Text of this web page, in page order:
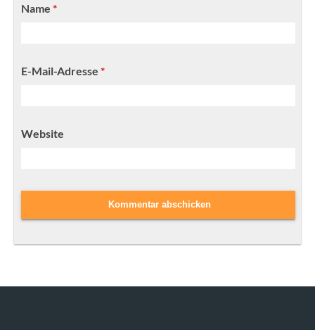
Name *
E-Mail-Adresse *
Website